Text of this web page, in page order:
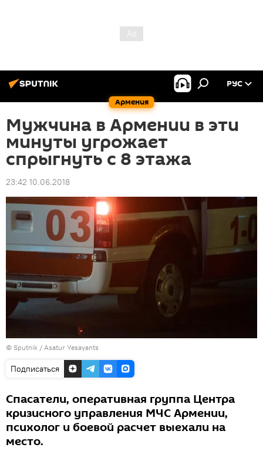
Армения
РУС
Мужчина в Армении в эти
минуты угрожает
спрыгнуть с 8 этажа
23:42 10.06.2018
© Sputnik / Asatur Yesayants
Подписаться
Спасатели, оперативная группа Центра
кризисного управления МЧС Армении,
психолог и боевой расчет выехали на
место.